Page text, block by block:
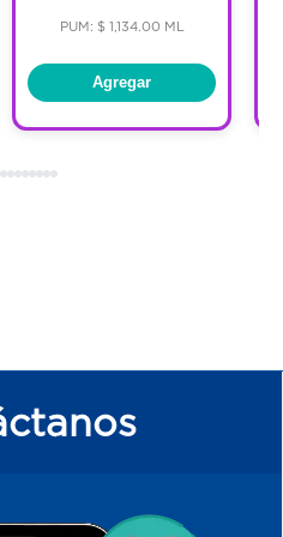
dermatológicamente
oscuras y evita su
resultados son
semanas y
piel se ve uniforme y
PUM: $ 1,134.00 ML
Agregar